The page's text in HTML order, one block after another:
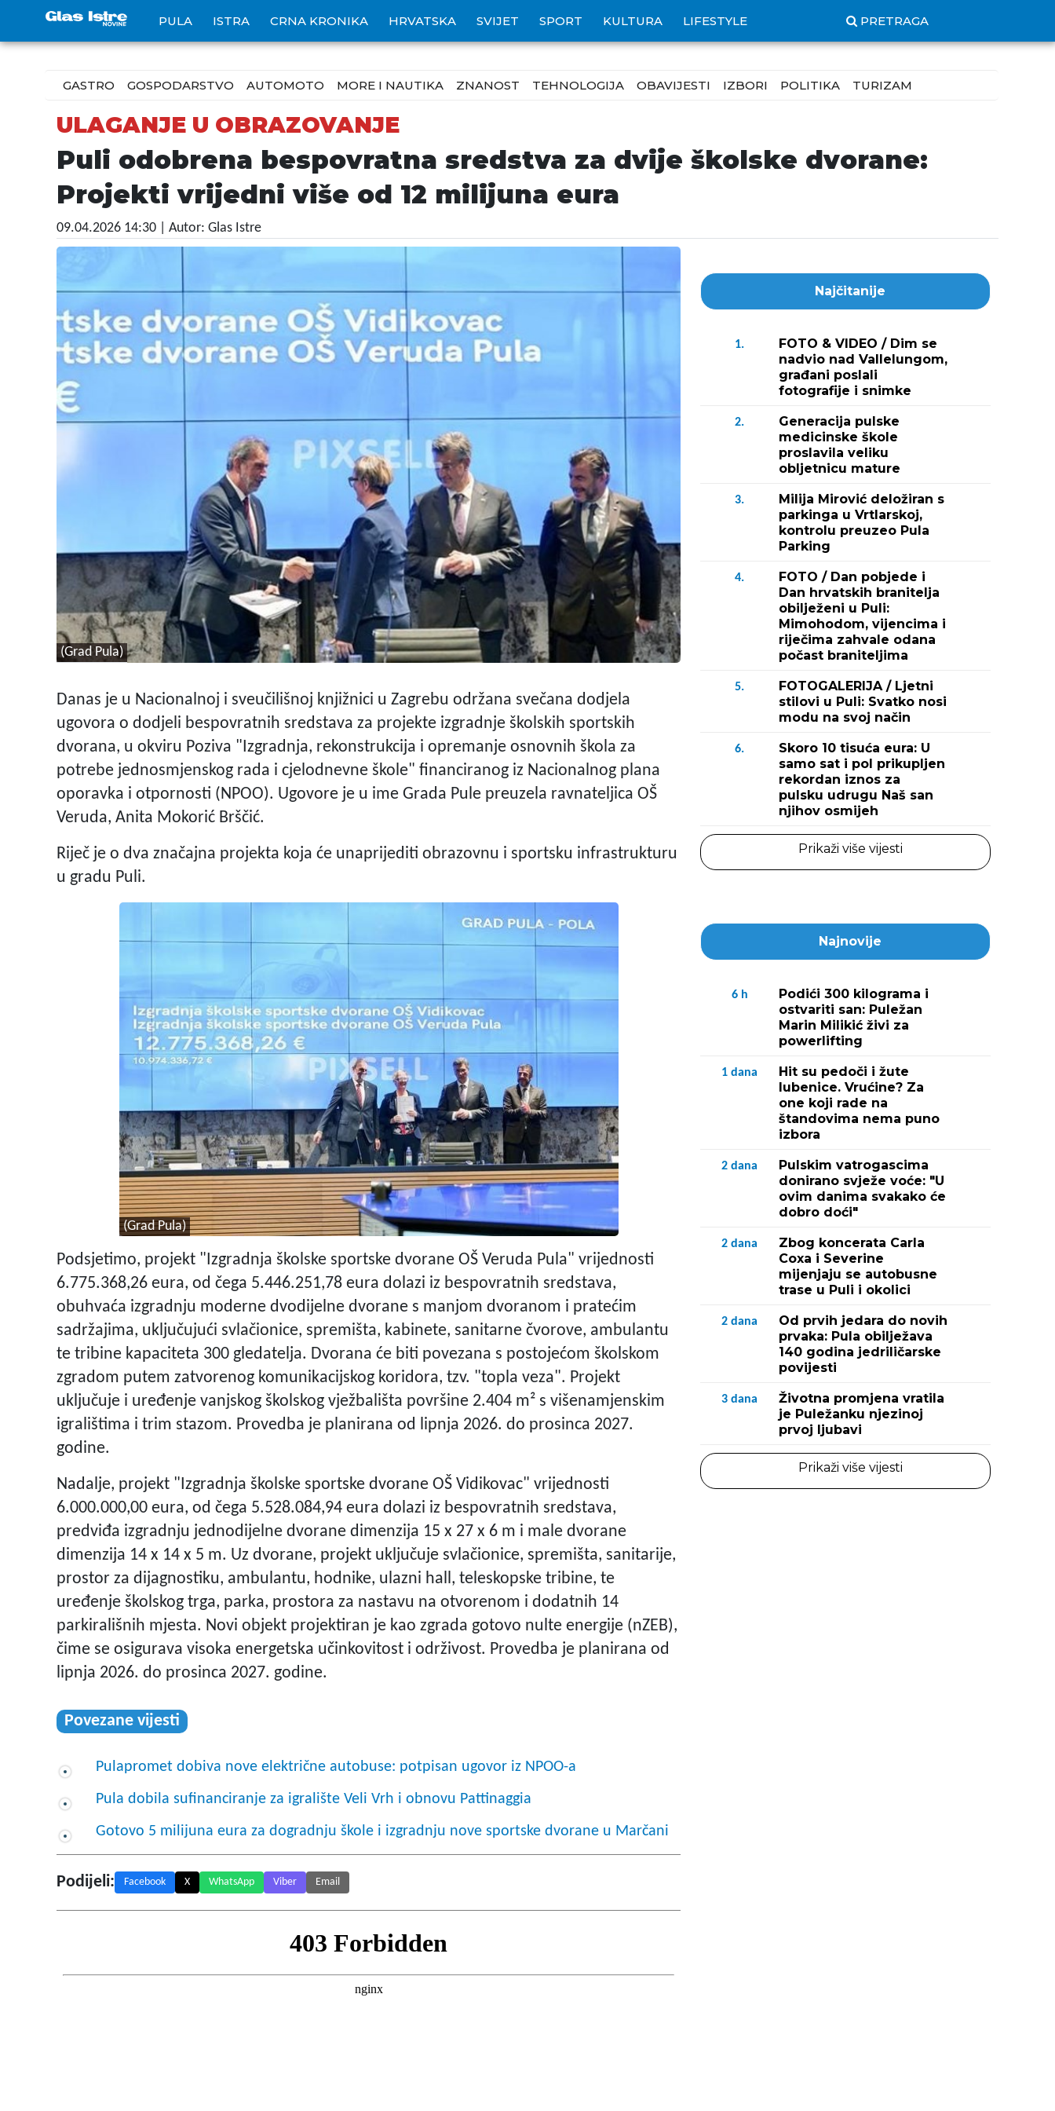
PULA ISTRA CRNA KRONIKA HRVATSKA SVIJET SPORT KULTURA LIFESTYLE PRETRAGA
GASTRO GOSPODARSTVO AUTOMOTO MORE I NAUTIKA ZNANOST TEHNOLOGIJA OBAVIJESTI IZBORI POLITIKA TURIZAM
ULAGANJE U OBRAZOVANJE
Puli odobrena bespovratna sredstva za dvije školske dvorane:
Projekti vrijedni više od 12 milijuna eura
09.04.2026 14:30 | Autor: Glas Istre
(Grad Pula)
Danas je u Nacionalnoj i sveučilišnoj knjižnici u Zagrebu održana svečana dodjela
ugovora o dodjeli bespovratnih sredstava za projekte izgradnje školskih sportskih
dvorana, u okviru Poziva "Izgradnja, rekonstrukcija i opremanje osnovnih škola za
potrebe jednosmjenskog rada i cjelodnevne škole" financiranog iz Nacionalnog plana
oporavka i otpornosti (NPOO). Ugovore je u ime Grada Pule preuzela ravnateljica OŠ
Veruda, Anita Mokorić Brščić.
Riječ je o dva značajna projekta koja će unaprijediti obrazovnu i sportsku infrastrukturu
u gradu Puli.
(Grad Pula)
Podsjetimo, projekt "Izgradnja školske sportske dvorane OŠ Veruda Pula" vrijednosti
6.775.368,26 eura, od čega 5.446.251,78 eura dolazi iz bespovratnih sredstava,
obuhvaća izgradnju moderne dvodijelne dvorane s manjom dvoranom i pratećim
sadržajima, uključujući svlačionice, spremišta, kabinete, sanitarne čvorove, ambulantu
te tribine kapaciteta 300 gledatelja. Dvorana će biti povezana s postojećom školskom
zgradom putem zatvorenog komunikacijskog koridora, tzv. "topla veza". Projekt
uključuje i uređenje vanjskog školskog vježbališta površine 2.404 m² s višenamjenskim
igralištima i trim stazom. Provedba je planirana od lipnja 2026. do prosinca 2027.
godine.
Nadalje, projekt "Izgradnja školske sportske dvorane OŠ Vidikovac" vrijednosti
6.000.000,00 eura, od čega 5.528.084,94 eura dolazi iz bespovratnih sredstava,
predviđa izgradnju jednodijelne dvorane dimenzija 15 x 27 x 6 m i male dvorane
dimenzija 14 x 14 x 5 m. Uz dvorane, projekt uključuje svlačionice, spremišta, sanitarije,
prostor za dijagnostiku, ambulantu, hodnike, ulazni hall, teleskopske tribine, te
uređenje školskog trga, parka, prostora za nastavu na otvorenom i dodatnih 14
parkirališnih mjesta. Novi objekt projektiran je kao zgrada gotovo nulte energije (nZEB),
čime se osigurava visoka energetska učinkovitost i održivost. Provedba je planirana od
lipnja 2026. do prosinca 2027. godine.
Povezane vijesti
Pulapromet dobiva nove električne autobuse: potpisan ugovor iz NPOO-a
Pula dobila sufinanciranje za igralište Veli Vrh i obnovu Pattinaggia
Gotovo 5 milijuna eura za dogradnju škole i izgradnju nove sportske dvorane u Marčani
Podijeli: Facebook X WhatsApp Viber Email
Najčitanije
1.
FOTO & VIDEO / Dim se
nadvio nad Vallelungom,
građani poslali
fotografije i snimke
2.
Generacija pulske
medicinske škole
proslavila veliku
obljetnicu mature
3.
Milija Mirović deložiran s
parkinga u Vrtlarskoj,
kontrolu preuzeo Pula
Parking
4.
FOTO / Dan pobjede i
Dan hrvatskih branitelja
obilježeni u Puli:
Mimohodom, vijencima i
riječima zahvale odana
počast braniteljima
5.
FOTOGALERIJA / Ljetni
stilovi u Puli: Svatko nosi
modu na svoj način
6.
Skoro 10 tisuća eura: U
samo sat i pol prikupljen
rekordan iznos za
pulsku udrugu Naš san
njihov osmijeh
Prikaži više vijesti
Najnovije
6 h
Podići 300 kilograma i
ostvariti san: Puležan
Marin Milikić živi za
powerlifting
1 dana
Hit su pedoči i žute
lubenice. Vrućine? Za
one koji rade na
štandovima nema puno
izbora
2 dana
Pulskim vatrogascima
donirano svježe voće: "U
ovim danima svakako će
dobro doći"
2 dana
Zbog koncerata Carla
Coxa i Severine
mijenjaju se autobusne
trase u Puli i okolici
2 dana
Od prvih jedara do novih
prvaka: Pula obilježava
140 godina jedriličarske
povijesti
3 dana
Životna promjena vratila
je Puležanku njezinoj
prvoj ljubavi
Prikaži više vijesti